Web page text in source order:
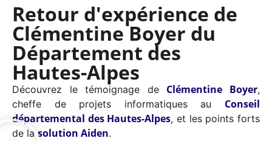
Retour d'expérience de
Clémentine Boyer du
Département des
Hautes-Alpes
Découvrez le témoignage de Clémentine Boyer,
cheffe de projets informatiques au Conseil
départemental des Hautes-Alpes, et les points forts
de la solution Aiden.